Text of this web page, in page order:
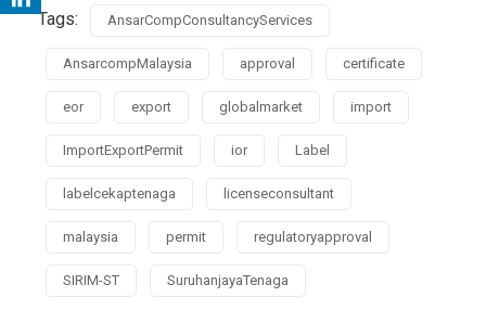
Tags: AnsarCompConsultancyServices
AnsarcompMalaysia approval certificate
eor export globalmarket import
ImportExportPermit ior Label
labelcekaptenaga licenseconsultant
malaysia permit regulatoryapproval
SIRIM-ST SuruhanjayaTenaga